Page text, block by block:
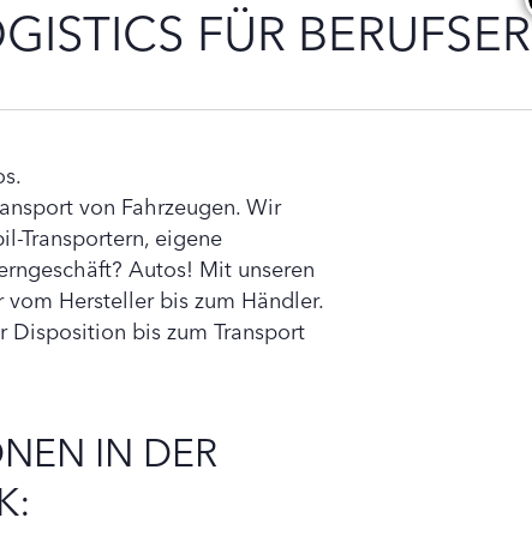
FÜR
von Fahrzeugen. Wir
Transportern, eigene
Autos! Mit unseren
Hersteller bis zum Händler.
Disposition bis zum Transport
IN DER